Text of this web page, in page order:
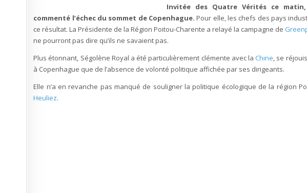
Invitée des Quatre Vérités ce
commenté l’échec du sommet de Copenhague. Pour elle, les chefs des pays
ce résultat. La Présidente de la Région Poitou-Charente a relayé la campagne de
ne pourront pas dire qu’ils ne savaient pas.
Plus étonnant, Ségolène Royal a été particulièrement clémente avec la Chine, se
à Copenhague que de l’absence de volonté politique affichée par ses dirigeants.
Elle n’a en revanche pas manqué de souligner la politique écologique de la région
Heuliez.